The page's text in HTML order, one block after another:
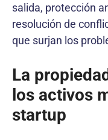
salida, protección
resolución de
que surjan los
La
los activos
startup